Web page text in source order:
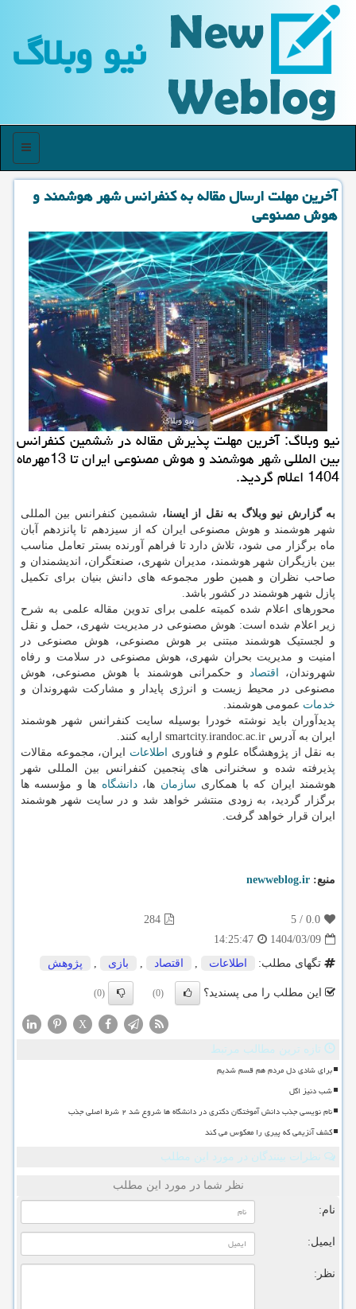
نیو وبلاگ
منو
آخرین مهلت ارسال مقاله به کنفرانس شهر هوشمند و
هوش مصنوعی
نیو وبلاگ: آخرین مهلت پذیرش مقاله در ششمین کنفرانس
بین المللی شهر هوشمند و هوش مصنوعی ایران تا 13مهرماه
1404 اعلام گردید.
به گزارش نیو وبلاگ به نقل از ایسنا، ششمین کنفرانس بین المللی
شهر هوشمند و هوش مصنوعی ایران که از سیزدهم تا پانزدهم آبان
ماه برگزار می شود، تلاش دارد تا فراهم آورنده بستر تعامل مناسب
بین بازیگران شهر هوشمند، مدیران شهری، صنعتگران، اندیشمندان و
صاحب نظران و همین طور مجموعه های دانش بنیان برای تکمیل
پازل شهر هوشمند در کشور باشد.
محورهای اعلام شده کمیته علمی برای تدوین مقاله علمی به شرح
زیر اعلام شده است: هوش مصنوعی در مدیریت شهری، حمل و نقل
و لجستیک هوشمند مبتنی بر هوش مصنوعی، هوش مصنوعی در
امنیت و مدیریت بحران شهری، هوش مصنوعی در سلامت و رفاه
شهروندان، اقتصاد
و حکمرانی هوشمند با هوش مصنوعی، هوش
مصنوعی در محیط زیست و انرژی پایدار و مشارکت شهروندان و
خدمات عمومی هوشمند.
پدیدآوران باید نوشته خودرا بوسیله سایت کنفرانس شهر هوشمند
ایران به آدرس smartcity.irandoc.ac.ir ارایه کنند.
به نقل از پژوهشگاه علوم و فناوری اطلاعات ایران، مجموعه مقالات
پذیرفته شده و سخنرانی های پنجمین کنفرانس بین المللی شهر
هوشمند ایران که با همکاری سازمان ها،دانشگاه ها و مؤسسه ها
برگزار گردید، به زودی منتشر خواهد شد و در سایت شهر هوشمند
ایران قرار خواهد گرفت.
منبع: newweblog.ir
0.0
/
5
284
1404/03/09
14:25:47
تگهای مطلب:
اطلاعات , اقتصاد , بازی , پژوهش
این مطلب را می پسندید؟ (0)
(0)
X
تازه ترین مطالب مرتبط
برای شادی دل مردم هم قسم شدیم
شب دنیز اگل
نام نویسی جذب دانش آموختگان دکتری در دانشگاه ها شروع شد ۲ شرط اصلی جذب
کشف آنزیمی که پیری را معکوس می کند
نظرات بینندگان در مورد این مطلب
نظر شما در مورد این مطلب
نام:
ایمیل:
نظر: